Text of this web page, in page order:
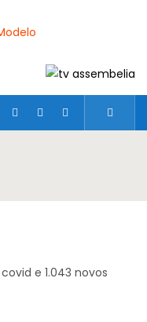
e 1.043 novos